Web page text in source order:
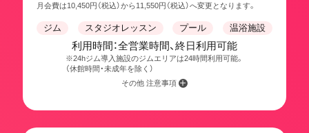
月会費は10,450円（税込）から11,550円（税込）へ変更となります。
ジム スタジオレッスン プール 温浴施設
利用時間：全営業時間、終日利用可能
※24hジム導入施設のジムエリアは24時間利用可能。
（休館時間・未成年を除く）
その他 注意事項